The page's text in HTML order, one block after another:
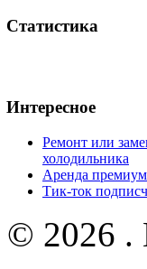
Статистика
Интересное
Ремонт или
холодильника
Аренда
Тик-ток
© 2026 .